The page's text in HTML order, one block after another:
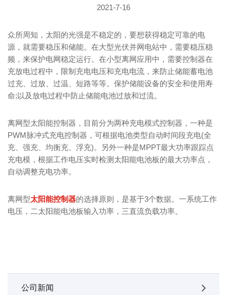
2021-7-16
众所周知，太阳的光强是不稳定的，要想获得稳定可靠的电
源，就需要稳压和储能。在大型光伏并网电站中，需要稳压稳
频，来保护电网稳定运行。在小型离网应用中，需要控制器在
充放电过程中，限制充电电压和充电电流，来防止储能蓄电池
过充、过放、过温、短路等等。保护储能设备的安全和使用寿
命;以及放电过程中防止储能电池过放和过流。
离网型太阳能控制器，目前分为两种充电模式控制器，一种是
PWM脉冲式充电控制器，可根据电池类型自动时间段充电(全
充、强充、均衡充、浮充)。另外一种是MPPT最大功率跟踪点
充电模，根据工作电压实时检测太阳能电池板的最大功率点，
自动调整充电功率。
离网型太阳能控制器的选择原则，是基于3个数据。一系统工作
电压，二太阳能电池板输入功率，三直流负载功率。
公司新闻